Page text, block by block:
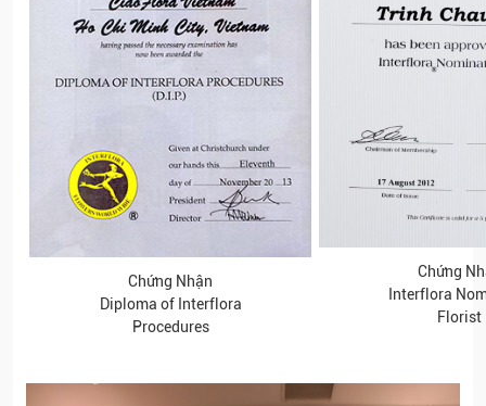
Chứng Nhận
Diploma of Interflora
Procedures
Chứng
Interflora
Florist